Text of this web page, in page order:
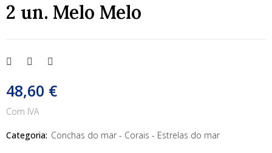
2 un. Melo Melo
48,60 €
Com IVA
Categoria: Conchas do mar - Corais - Estrelas do mar